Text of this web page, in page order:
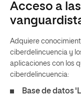
Acceso a
Adquiere
ciberdelincuencia y
aplicaciones con los
ciberdelincuencia:
Base de datos